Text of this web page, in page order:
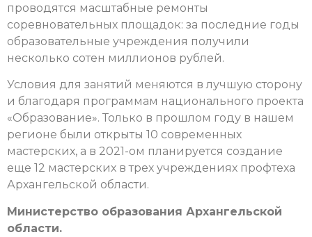
проводятся масштабные ремонты
соревновательных площадок: за последние годы
образовательные учреждения получили
несколько сотен миллионов рублей.
Условия для занятий меняются в лучшую сторону
и благодаря программам национального проекта
«Образование». Только в прошлом году в нашем
регионе были открыты 10 современных
мастерских, а в 2021-ом планируется создание
еще 12 мастерских в трех учреждениях профтеха
Архангельской области.
Министерство образования Архангельской
области.